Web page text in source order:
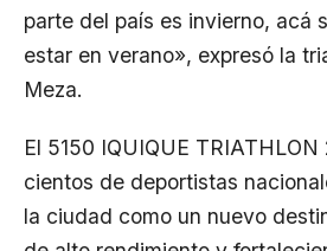
parte del país es invierno, acá
estar en verano», expresó la
Meza.
El 5150 IQUIQUE
cientos de deportistas
la ciudad como un nuevo